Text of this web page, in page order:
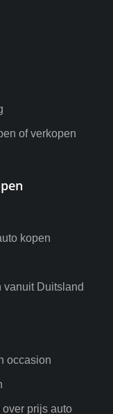
of verkopen
kopen
vanuit Duitsland
occasion
prijs auto